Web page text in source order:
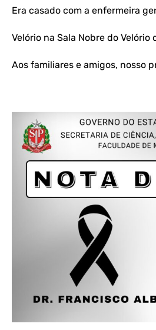
Era casado com a enfermeira
Velório na Sala Nobre do
Aos familiares e amigos, nosso